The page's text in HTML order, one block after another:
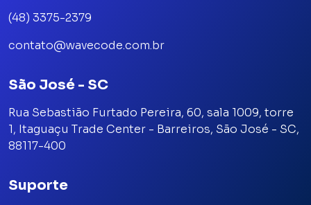
(48) 3375-2379
contato@wavecode.com.br
São José - SC
Rua Sebastião Furtado Pereira, 60, sala 1009, torre
1, Itaguaçu Trade Center - Barreiros, São José - SC,
88117-400
Suporte